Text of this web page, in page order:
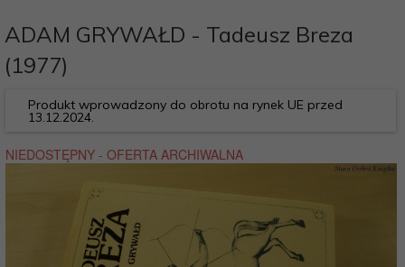
ADAM GRYWAŁD - Tadeusz Breza
(1977)
Produkt wprowadzony do obrotu na rynek UE przed
13.12.2024.